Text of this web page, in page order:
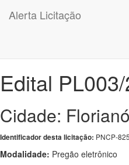
Alerta Licitação
Edital
Cidade:
Identificador desta licitação: PNCP-
Modalidade: Pregão eletrônico